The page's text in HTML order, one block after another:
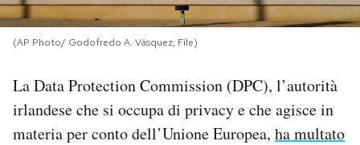
I MIEI PREFERITI
SHOP
CALENDARIO
(AP Photo/ Godofredo A. Vásquez, File)
La Data Protection Commission (DPC), l’autorità
irlandese che si occupa di privacy e che agisce in
materia per conto dell’Unione Europea, ha multato